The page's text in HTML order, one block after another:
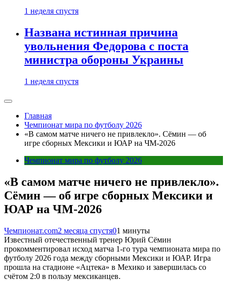
1 неделя спустя
Названа истинная причина
увольнения Федорова с поста
министра обороны Украины
1 неделя спустя
Главная
Чемпионат мира по футболу 2026
«В самом матче ничего не привлекло». Сёмин — об
игре сборных Мексики и ЮАР на ЧМ-2026
Чемпионат мира по футболу 2026
«В самом матче ничего не привлекло».
Сёмин — об игре сборных Мексики и
ЮАР на ЧМ-2026
Чемпионат.com2 месяца спустя01 минуты
Известный отечественный тренер Юрий Сёмин
прокомментировал исход матча 1-го тура чемпионата мира по
футболу 2026 года между сборными Мексики и ЮАР. Игра
прошла на стадионе «Ацтека» в Мехико и завершилась со
счётом 2:0 в пользу мексиканцев.